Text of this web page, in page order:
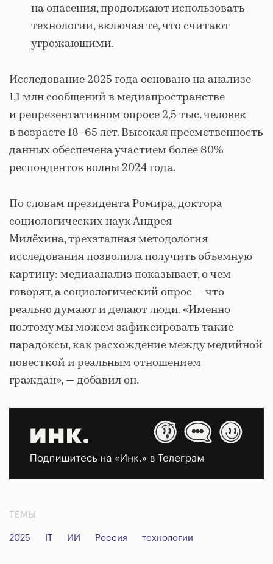
на опасения, продолжают использовать
технологии, включая те, что считают
угрожающими.
Исследование 2025 года основано на анализе
1,1 млн сообщений в медиапространстве
и репрезентативном опросе 2,5 тыс. человек
в возрасте 18−65 лет. Высокая преемственность
данных обеспечена участием более 80%
респондентов волны 2024 года.
По словам президента Ромира, доктора
социологических наук Андрея
Милёхина, трехэтапная методология
исследования позволила получить объемную
картину: медиаанализ показывает, о чем
говорят, а социологический опрос — что
реально думают и делают люди. «Именно
поэтому мы можем зафиксировать такие
парадоксы, как расхождение между медийной
повесткой и реальным отношением
граждан»,— добавил он.
ТЕМЫ
2025 ИИ Россия технологии